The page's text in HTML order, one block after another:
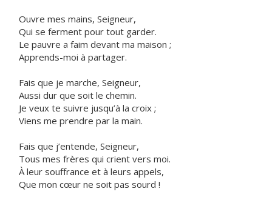
Ouvre mes mains, Seigneur,
Qui se ferment pour tout garder.
Le pauvre a faim devant ma maison ;
Apprends-moi à partager.
Fais que je marche, Seigneur,
Aussi dur que soit le chemin.
Je veux te suivre jusqu’à la croix ;
Viens me prendre par la main.
Fais que j’entende, Seigneur,
Tous mes frères qui crient vers moi.
À leur souffrance et à leurs appels,
Que mon cœur ne soit pas sourd !